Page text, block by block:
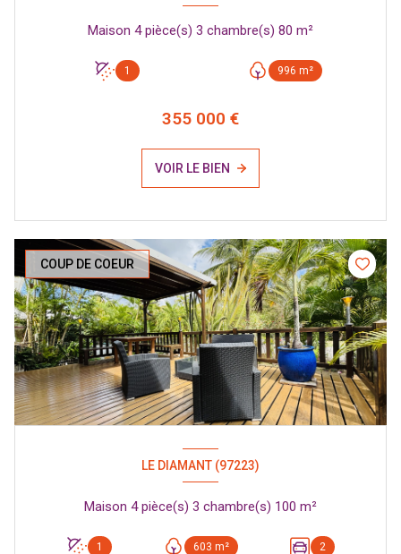
Maison 4 pièce(s) 3 chambre(s) 80 m²
1 996 m²
355 000 €
VOIR LE BIEN
COUP DE COEUR
LE DIAMANT (97223)
Maison 4 pièce(s) 3 chambre(s) 100 m²
1 603 m² 2